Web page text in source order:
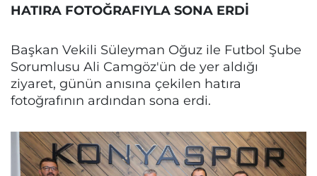
HATIRA FOTOĞRAFIYLA SONA ERDİ
Başkan Vekili Süleyman Oğuz ile Futbol Şube
Sorumlusu Ali Camgöz'ün de yer aldığı
ziyaret, günün anısına çekilen hatıra
fotoğrafının ardından sona erdi.